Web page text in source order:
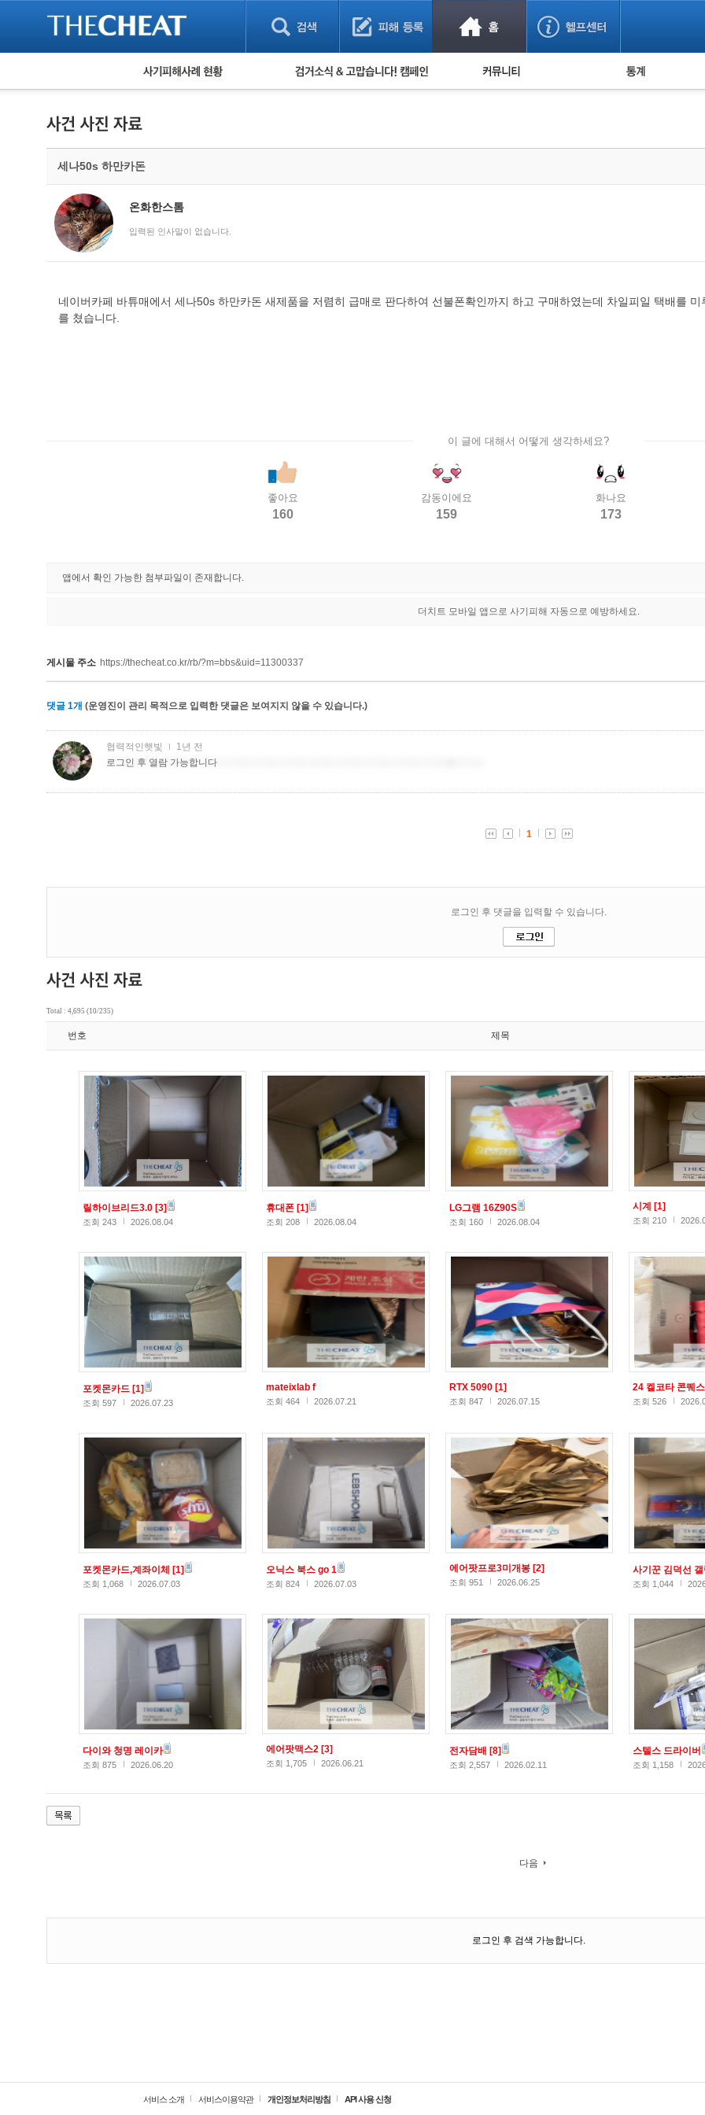
피해사례 현황
유해사이트 목록
비공개 피해사례
워킹홀리데이 피해사례
검거 소식 사기 예방했어요! 누적 피해사례 통계
세나50s 하만카돈
온화한스톰
입력된 인사말이 없습니다.
네이버카페 바튜매에서 세나50s 하만카돈 새제품을 저렴히 급매로 판다하여 선불폰확인까지 하고 구매하였는데 차일피일 택배를
를 쳤습니다.
이 글에 대해서 어떻게 생각하세요?
좋아요
160
감동이에요
159
화나요
173
앱에서 확인 가능한 첨부파일이 존재합니다.
더치트 모바일 앱으로 사기피해 자동으로 예방하세요.
게시물 주소 https://thecheat.co.kr/rb/?m=bbs&uid=11300337
댓글 1개 (운영진이 관리 목적으로 입력한 댓글은 보여지지 않을 수 있습니다.)
Total : 4,695 (10/235)
번호 제목
릴하이브리드3.0 [3]
조회 243 2026.08.04
휴대폰 [1]
조회 208 2026.08.04
LG그램 16Z90S
조회 160 2026.08.04
시계 [1]
조회 210
포켓몬카드 [1]
조회 597 2026.07.23
mateixlab f
조회 464 2026.07.21
RTX 5090 [1]
조회 847 2026.07.15
24 켈코타 콘퀘
조회 526
포켓몬카드,계좌이체 [1]
조회 1,068 2026.07.03
오닉스 북스 go 1
조회 824 2026.07.03
에어팟프로3미개봉 [2]
조회 951 2026.06.25
사기꾼 김덕선 갤
조회 1,044
다이와 청명 레이카
조회 875 2026.06.20
에어팟맥스2 [3]
조회 1,705 2026.06.21
전자담배 [8]
조회 2,557 2026.02.11
스텔스 드라이버
조회 1,158
다음
로그인 후 검색 가능합니다.
서비스 소개 서비스이용약관 개인정보처리방침 API 사용 신청